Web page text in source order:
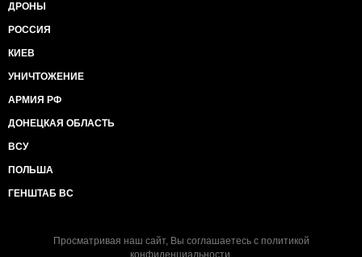
ДРОНЫ
РОССИЯ
КИЕВ
УНИЧТОЖЕНИЕ
АРМИЯ РФ
ДОНЕЦКАЯ ОБЛАСТЬ
ВСУ
ПОЛЬША
ГЕНШТАБ ВС
Просматривая наш сайт, Вы соглашаетесь с политикой
конфиденциальности